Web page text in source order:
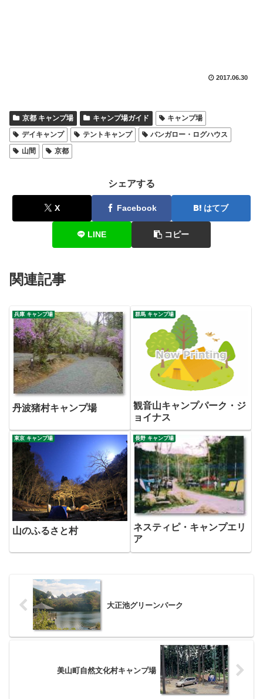
2017.06.30
京都 キャンプ場 キャンプ場ガイド
キャンプ場
デイキャンプ
テントキャンプ
バンガロー・ログハウス
山間
京都
シェアする
X Facebook はてブ
LINE コピー
関連記事
兵庫 キャンプ場
丹波猪村キャンプ場
群馬 キャンプ場
観音山キャンプパーク・ジ
ョイナス
東京 キャンプ場
山のふるさと村
長野 キャンプ場
ネスティピ・キャンプエリ
ア
大正池グリーンパーク
美山町自然文化村キャンプ場